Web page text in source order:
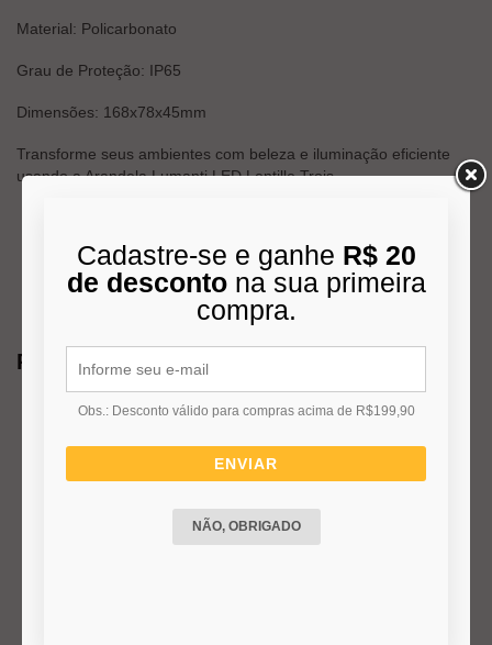
Material: Policarbonato
Grau de Proteção: IP65
Dimensões: 168x78x45mm
Transforme seus ambientes com beleza e iluminação eficiente
usando a Arandela Lumanti LED Lentille Trois.
Produtos Relacionados
Cadastre-se e ganhe R$ 20
de descontona sua primeira
compra.
Obs.: Desconto válido para compras acima de R$199,90
ENVIAR
NÃO, OBRIGADO